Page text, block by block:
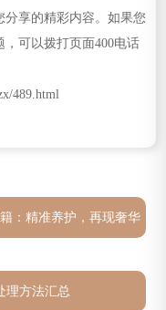
分享的精彩内容。如果您
可以拨打页面400电话
489.html
：精准养护，再现奢华
理方法汇总